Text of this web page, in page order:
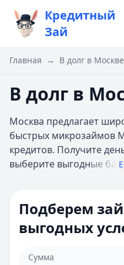
Кредитный
Зай
Главная → В долг в Москве
В долг в
Москва предлагает
быстрых микрозаймов
кредитов. Получите
выберите выгодные ба
Подберем
выгодных
Сумма